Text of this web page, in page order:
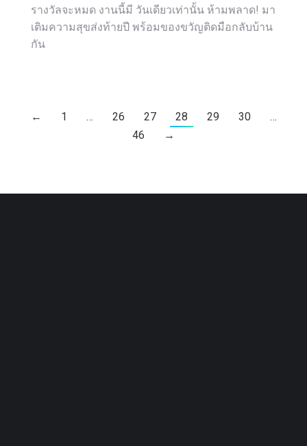
รางวัลจะหมด งานนี้มี วันเดียวเท่านั้น ห้ามพลาด! มา
เติมความสุขส่งท้ายปี พร้อมของขวัญติดมือกลับบ้าน
กัน
← 1 … 26 27 28 29 30
…
46
→